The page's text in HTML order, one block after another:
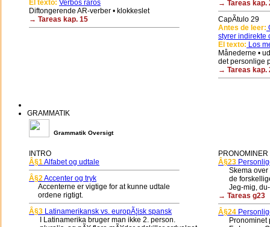
El texto: Verbos raros
Diftongerende AR-verber • klokkeslet
→ Tareas kap. 15
→ Tareas kap.
CapÃ­tulo 29
Antes de leer:
styrer indirekte
El texto: Los
Månederne •
det personlige
→ Tareas kap.
GRAMMATIK
Grammatik Oversigt
INTRO
Â§1Alfabet og udtale
Â§2Accenter og tryk
Accenterne er vigtige for at kunne udtale
ordene rigtigt.
Â§3 Latinamerikansk vs. europÃ¦isk spansk
I Latinamerika bruger man ikke 2. person.
Â§23
Skema over
de forskellige
Jeg-mig, du-
→ Tareas g23
Â§24
Pronominet